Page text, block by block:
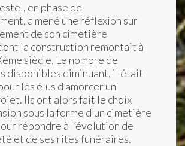
en phase de
a mené une réflexion sur
de son cimetière
la construction remontait à
siècle. Le nombre de
disponibles diminuant, il était
les élus d’amorcer un
Ils ont alors fait le choix
sous la forme d’un cimetière
répondre à l’évolution de
et de ses rites funéraires.